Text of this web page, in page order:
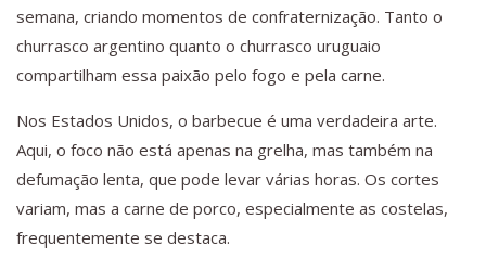
semana, criando momentos de confraternização. Tanto o
churrasco argentino quanto o churrasco uruguaio
compartilham essa paixão pelo fogo e pela carne.
Nos Estados Unidos, o barbecue é uma verdadeira arte.
Aqui, o foco não está apenas na grelha, mas também na
defumação lenta, que pode levar várias horas. Os cortes
variam, mas a carne de porco, especialmente as costelas,
frequentemente se destaca.